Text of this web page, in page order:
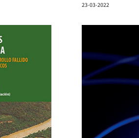
23-03-2022